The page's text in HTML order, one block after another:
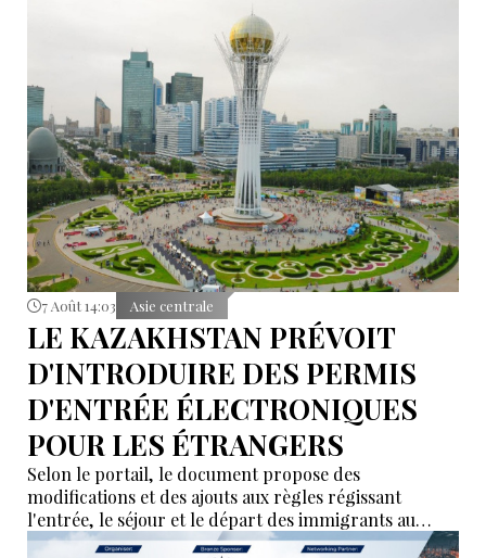
7 Août 14:03 Asie centrale
LE KAZAKHSTAN PRÉVOIT
D'INTRODUIRE DES PERMIS
D'ENTRÉE ÉLECTRONIQUES
POUR LES ÉTRANGERS
Selon le portail, le document propose des
modifications et des ajouts aux règles régissant
l'entrée, le séjour et le départ des immigrants au
Kazakhstan.